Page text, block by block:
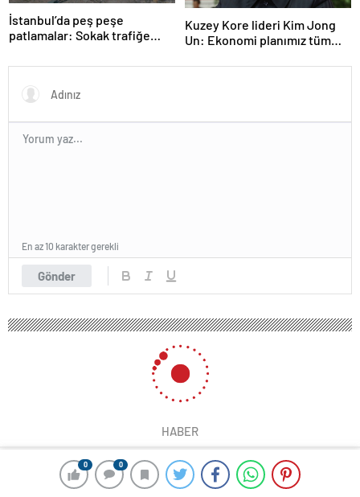
0 0
İstanbul’da peş peşe
patlamalar: Sokak trafiğe
Kuzey Kore lideri Kim Jong
Un: Ekonomi planımız tüm
Gönder
En az 10 karakter gerekli
HABER